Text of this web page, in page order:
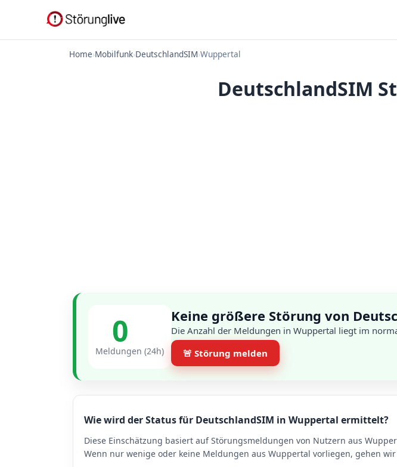
Home›Mobilfunk›DeutschlandSIM›Wuppertal
DeutschlandSIM
0
Meldungen (24h)
Keine größere Störung von
Die Anzahl der Meldungen in Wuppertal liegt im
🚨 Störung melden
Wie wird der Status für DeutschlandSIM in Wuppertal ermittelt?
Diese Einschätzung basiert auf Störungsmeldungen von Nutzern aus
Wenn nur wenige oder keine Meldungen aus Wuppertal vorliegen, gehen